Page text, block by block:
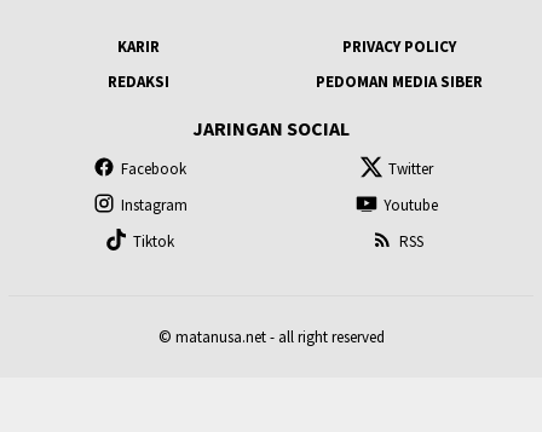
KARIR
PRIVACY POLICY
REDAKSI
PEDOMAN MEDIA SIBER
JARINGAN SOCIAL
Facebook
Twitter
Instagram
Youtube
Tiktok
RSS
© matanusa.net - all right reserved